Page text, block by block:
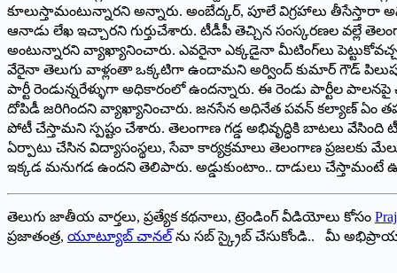
కూలుస్తామంటున్నారని అన్నారు. అంబేద్కర్‌, ‌పూలే విగ్రహాలు తీసేస్తారా
ఆనాడు లేఖ ఇచ్చారని గుర్తుచేశారు. టీడీపీ తెచ్చిన సంస్కరణల వల్లే
అంటున్నారని వ్యాఖ్యానించారు. ఎవరైనా ఎక్కడైనా మీటింగ్‌లు
వేరైనా తెలుగు వాళ్లంతా ఒక్కటిగా ఉందామని అర్వింద్‌ ‌కుమార్‌ ‌గౌడ్‌
పార్టీ రెండున్నరేళ్ళుగా అధికారంలో ఉందన్నారు. ఈ రెండు పార్టీల
దోపిడీ జరిగిందని వ్యాఖ్యానించారు. జనసేన అధినేత పవన్‌ ‌కల్యాణ్‌ ఏం
పోటీ చేస్తామని స్పష్టం చేశారు. తెలంగాణ గడ్డ అభివృద్ధికి బాటలు వేసింది
ఏర్పాటు చేసిన విద్యాసంస్థలు, సేవా కార్యక్రమాలు తెలంగాణ ప్రజలకు మేలు
ఇక్కడ మనుగడ ఉందని తెలిపారు. అడ్డుకుంటాం.. దాడులు చేస్తామంటే
తెలుగు జాతీయ వార్తలు, ప్రత్యేక కథనాలు, ట్రెండింగ్ వీడియోలు కోసం
ప్రజాతంత్ర, యూట్యూబ్ చానల్ ను సబ్ స్క్రైబ్ చేసుకోండి.. మీ